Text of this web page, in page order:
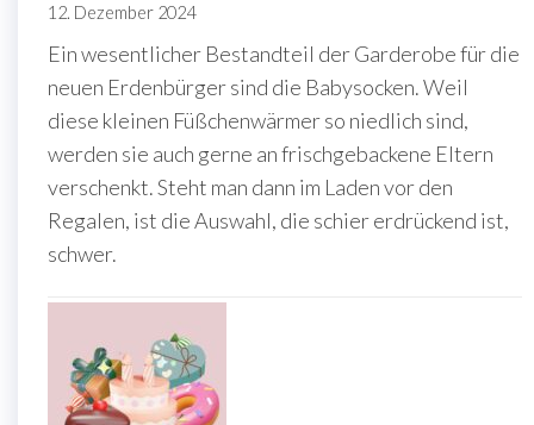
12. Dezember 2024
Ein wesentlicher Bestandteil der Garderobe für die
neuen Erdenbürger sind die Babysocken. Weil
diese kleinen Füßchenwärmer so niedlich sind,
werden sie auch gerne an frischgebackene Eltern
verschenkt. Steht man dann im Laden vor den
Regalen, ist die Auswahl, die schier erdrückend ist,
schwer.